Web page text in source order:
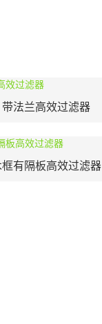
带法兰高效过滤器
有隔板高效过滤器